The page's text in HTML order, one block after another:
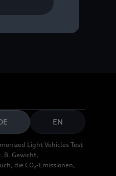
EN
Light Vehicles Test
B. Gewicht,
die CO₂-Emissionen,